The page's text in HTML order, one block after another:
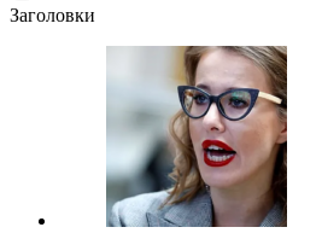
Заголовки